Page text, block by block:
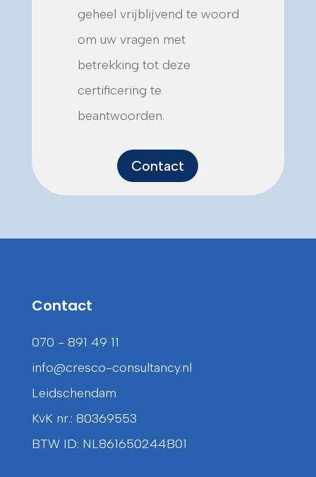
geheel vrijblijvend te woord
om uw vragen met
betrekking tot deze
certificering te
beantwoorden.
Contact
Contact
070 - 891 49 11
info@cresco-consultancy.nl
Leidschendam
KvK nr.: 80369553
BTW ID: NL861650244B01